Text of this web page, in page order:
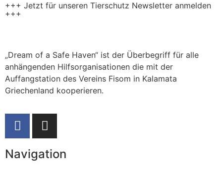
+++ Jetzt für unseren Tierschutz Newsletter anmelden
+++
„Dream of a Safe Haven“ ist der Überbegriff für alle
anhängenden Hilfsorganisationen die mit der
Auffangstation des Vereins Fisom in Kalamata
Griechenland kooperieren.
Navigation